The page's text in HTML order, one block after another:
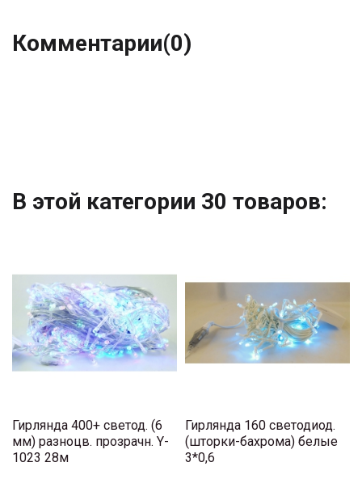
Комментарии(0)
В этой категории 30 товаров:
Гирлянда 400+ светод. (6
мм) разноцв. прозрачн. Y-
1023 28м
Гирлянда 160 светодиод.
(шторки-бахрома) белые
3*0,6